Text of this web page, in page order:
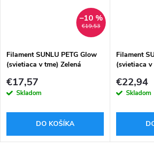
€19,53
–10 %
Filament SUNLU PETG Glow
(svietiaca v tme) Zelená
€17,57
Skladom
DO KOŠÍKA
Filament
(svietiaca
€22,94
Skladom